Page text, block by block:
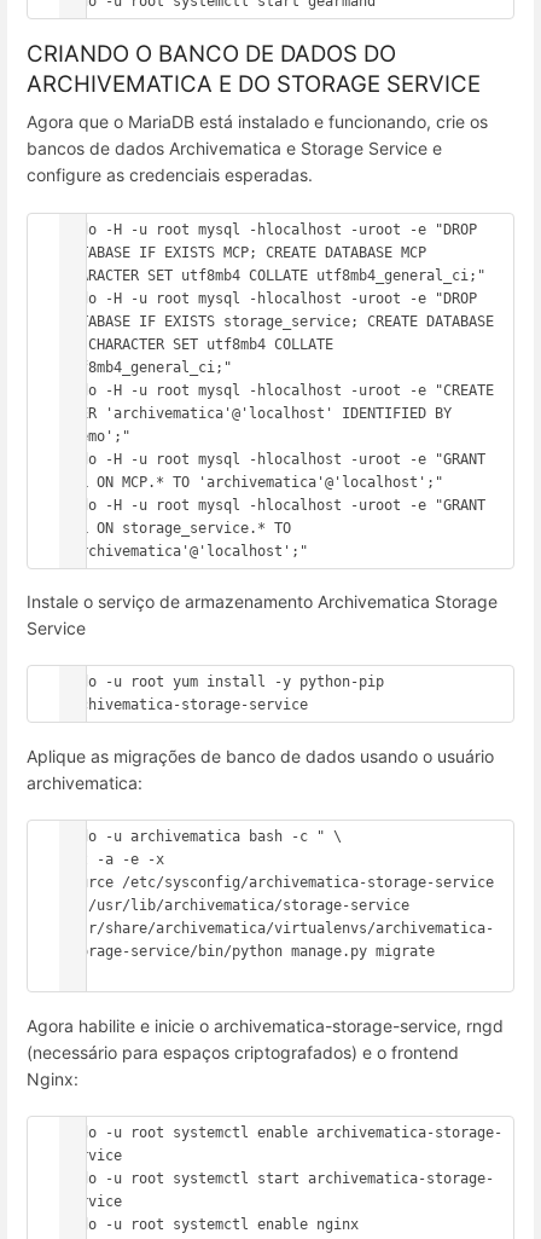
CRIANDO O BANCO DE DADOS DO
ARCHIVEMATICA E DO STORAGE SERVICE
Agora que o MariaDB está instalado e funcionando, crie os
bancos de dados Archivematica e Storage Service e
configure as credenciais esperadas.
sudo -H -u root mysql -hlocalhost -uroot -e "DROP
DATABASE IF EXISTS MCP; CREATE DATABASE MCP
CHARACTER SET utf8mb4 COLLATE utf8mb4_general_ci;"
sudo -H -u root mysql -hlocalhost -uroot -e "DROP
DATABASE IF EXISTS storage_service; CREATE DATABASE
SS CHARACTER SET utf8mb4 COLLATE
utf8mb4_general_ci;"
sudo -H -u root mysql -hlocalhost -uroot -e "CREATE
USER 'archivematica'@'localhost' IDENTIFIED BY
'demo';"
sudo -H -u root mysql -hlocalhost -uroot -e "GRANT
ALL ON MCP.* TO 'archivematica'@'localhost';"
sudo -H -u root mysql -hlocalhost -uroot -e "GRANT
ALL ON storage_service.* TO
'archivematica'@'localhost';"
Instale o serviço de armazenamento Archivematica Storage
Service
sudo -u root yum install -y python-pip
archivematica-storage-service
Aplique as migrações de banco de dados usando o usuário
archivematica:
sudo -u archivematica bash -c " \
set -a -e -x
source /etc/sysconfig/archivematica-storage-service
cd /usr/lib/archivematica/storage-service
/usr/share/archivematica/virtualenvs/archivematica-
storage-service/bin/python manage.py migrate
Agora habilite e inicie o archivematica-storage-service, rngd
(necessário para espaços criptografados) e o frontend
Nginx:
sudo -u root systemctl enable archivematica-storage-
service
sudo -u root systemctl start archivematica-storage-
service
sudo -u root systemctl enable nginx